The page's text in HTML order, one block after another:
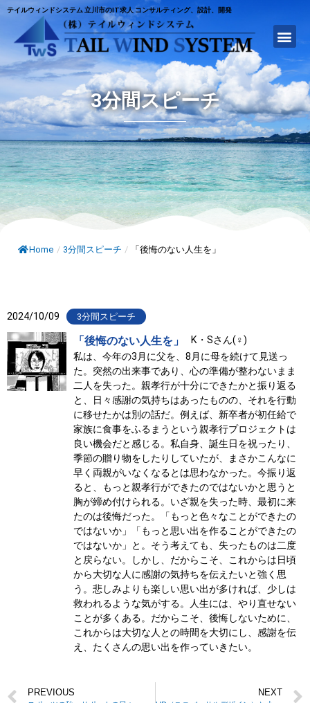
テイルウィンドシステム 立川市のIT求人 コンサルティング、設計、開発
3分間スピーチ
Home / 3分間スピーチ / 「後悔のない人生を」
2024/10/09 3分間スピーチ
「後悔のない人生を」
K・Sさん(♀)
私は、今年の3月に父を、8月に母を続けて見送っ
た。突然の出来事であり、心の準備が整わないまま
二人を失った。親孝行が十分にできたかと振り返る
と、日々感謝の気持ちはあったものの、それを行動
に移せたかは別の話だ。例えば、新卒者が初任給で
家族に食事をふるまうという親孝行プロジェクトは
良い機会だと感じる。私自身、誕生日を祝ったり、
季節の贈り物をしたりしていたが、まさかこんなに
早く両親がいなくなるとは思わなかった。今振り返
ると、もっと親孝行ができたのではないかと思うと
胸が締め付けられる。いざ親を失った時、最初に来
たのは後悔だった。「もっと色々なことができたの
ではないか」「もっと思い出を作ることができたの
ではないか」と。そう考えても、失ったものは二度
と戻らない。しかし、だからこそ、これからは日頃
から大切な人に感謝の気持ちを伝えたいと強く思
う。悲しみよりも楽しい思い出が多ければ、少しは
救われるような気がする。人生には、やり直せない
ことが多くある。だからこそ、後悔しないために、
これからは大切な人との時間を大切にし、感謝を伝
え、たくさんの思い出を作っていきたい。
PREVIOUS NEXT